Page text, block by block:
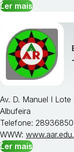
Ler mais
Av. D. Manuel I
Albufeira
Telefone:
WWW:
Ler mais